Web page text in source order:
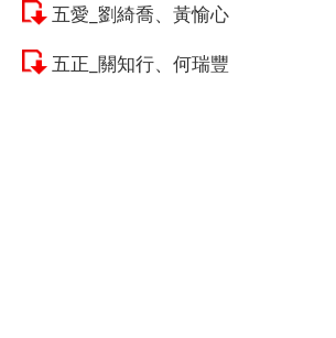
五愛_劉綺喬、黃愉心
五正_關知行、何瑞豐